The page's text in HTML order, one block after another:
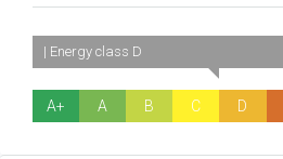
A+ A B C
| Energy class D
D